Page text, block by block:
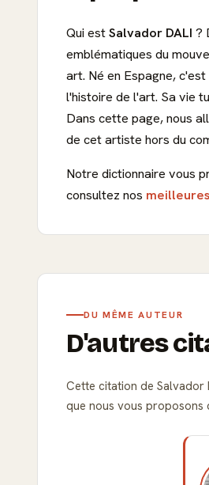
Qui estSalvador DALI ?
emblématiques du
art. Né en Espagne,
l'histoire de l'art. Sa vie
Dans cette page, nous
de cet artiste hors du
Notre dictionnaire vous
consultez nos
DU MÊME AUTEUR
D'autres
Cette citation de Salvador
que nous vous proposons